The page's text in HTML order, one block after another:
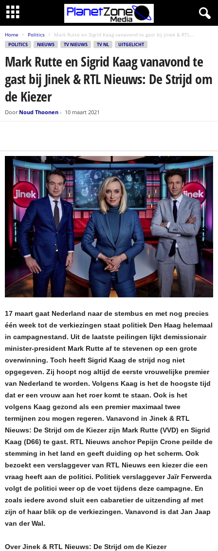
Home Politics Mark Rutte en Sigrid Kaag vanavond te gast bij Jinek & RTL...
POLITICS NIEUWS TV NIEUWS TV NL UITGELICHT
Mark Rutte en Sigrid Kaag vanavond te
gast bij Jinek & RTL Nieuws: De Strijd om
de Kiezer
Door Noud Thoonen - 10 maart 2021
17 maart gaat Nederland naar de stembus en met nog precies
één week tot de verkiezingen staat politiek Den Haag helemaal
in campagnestand. Uit de laatste peilingen lijkt demissionair
minister-president Mark Rutte af te stevenen op een grote
overwinning. Toch heeft Sigrid Kaag de strijd nog niet
opgegeven. Zij hoopt nog altijd de eerste vrouwelijke premier
van Nederland te worden. Volgens Kaag is het de hoogste tijd
dat er een vrouw aan het roer komt te staan. Ook is het
volgens Kaag gezond als een premier maximaal twee
termijnen zou mogen regeren. Vanavond in Jinek & RTL
Nieuws: De Strijd om de Kiezer zijn Mark Rutte (VVD) en Sigrid
Kaag (D66) te gast. RTL Nieuws anchor Pepijn Crone peilde de
stemming in het land en geeft duiding op het scherm. Ook
bezoekt een verslaggever van RTL Nieuws een kiezer die een
vraag heeft aan de politici. Politiek verslaggever Jaïr Ferwerda
volgt de politici weer op de voet tijdens deze campagne. En
zoals iedere avond sluit een cabaretier de uitzending af met
zijn of haar blik op de verkiezingen. Vanavond is dat Jan Jaap
van der Wal.
Over Jinek & RTL Nieuws: De Strijd om de Kiezer